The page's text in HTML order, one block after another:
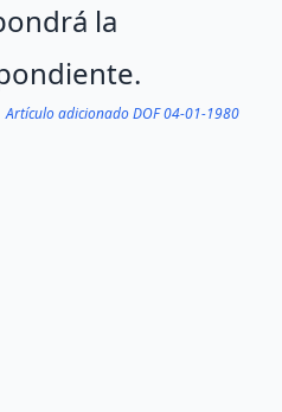
la
Artículo adicionado DOF 04-01-1980